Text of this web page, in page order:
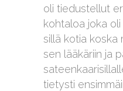
oli tiedustellut
kohtaloa joka
sillä kotia koska
sen lääkäriin ja
tietysti